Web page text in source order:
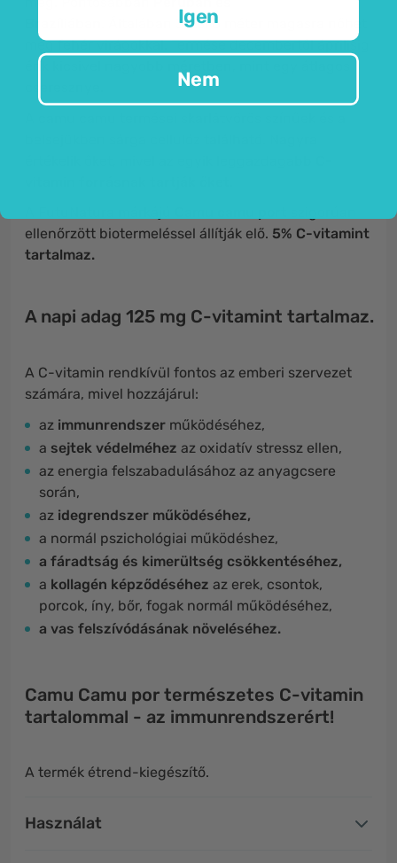
Általában 3-tól 6 méter magasra nőhet
meg fehér virágokkal. Termése decembertől áprilisig
érik kicsivel nagyobb méretben, mint egy átlagos
ellenőrzött biotermeléssel állítják elő. 5% C-vitamint
tartalmaz.
A napi adag 125 mg C-vitamint tartalmaz.
A C-vitamin rendkívül fontos az emberi szervezet
számára, mivel hozzájárul:
az immunrendszer működéséhez,
a sejtek védelméhez az oxidatív stressz ellen,
az energia felszabadulásához az anyagcsere
során,
az idegrendszer működéséhez,
a normál pszichológiai működéshez,
a fáradtság és kimerültség csökkentéséhez,
a kollagén képződéséhez az erek, csontok,
porcok, íny, bőr, fogak normál működéséhez,
a vas felszívódásának növeléséhez.
Camu Camu por természetes C-vitamin
tartalommal - az immunrendszerért!
A termék étrend-kiegészítő.
Használat
Igen
Nem